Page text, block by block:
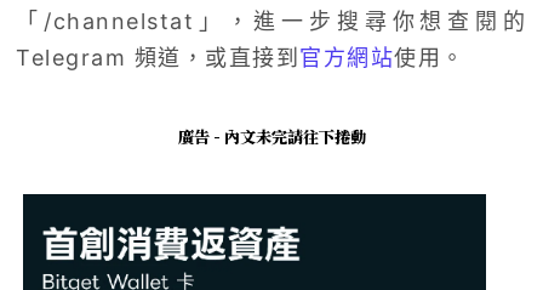
「/channelstat」，進一步搜尋你想查閱的
Telegram 頻道，或直接到 官方網站使用。
廣告 - 內文未完請往下捲動